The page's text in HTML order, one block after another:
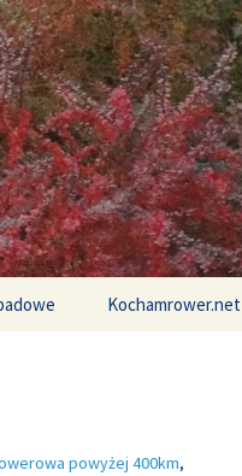
Kochamrower.net
powyżej 400km,